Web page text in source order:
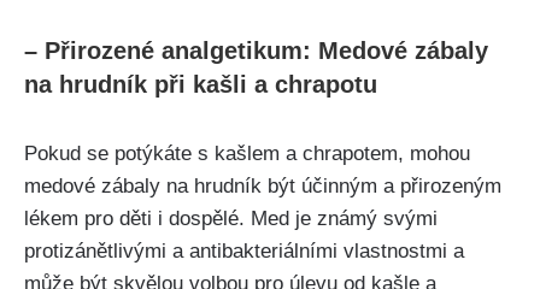
– Přirozené analgetikum: Medové zábaly
na hrudník při kašli a chrapotu
Pokud se potýkáte s kašlem a chrapotem, ⁣mohou⁤
medové zábaly na hrudník být účinným a přirozeným‌
lékem pro děti i dospělé. Med je známý svými
protizánětlivými a antibakteriálními vlastnostmi a
může ⁤být ‍skvělou volbou pro úlevu od kašle a